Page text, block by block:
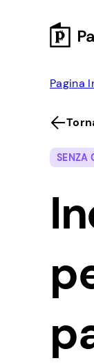
Pagina
SENZA